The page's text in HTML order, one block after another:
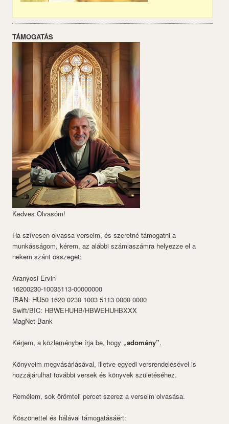
TÁMOGATÁS
Kedves Olvasóm!
Ha szívesen olvassa verseim, és szeretné támogatni a
munkásságom, kérem, az alábbi számlaszámra helyezze el a
nekem szánt összeget:
Aranyosi Ervin
16200230-10035113-00000000
IBAN: HU50 1620 0230 1003 5113 0000 0000
Swift/BIC: HBWEHUHB/HBWEHUHBXXX
MagNet Bank
Kérjem, a közleménybe írja be, hogy „adomány”.
Könyveim megvásárlásával, illetve egyedi versrendelésével is
hozzájárulhat további versek és könyvek születéséhez.
Remélem, sok örömteli percet szerez a verseim olvasása.
Köszönettel és hálával támogatásáért: